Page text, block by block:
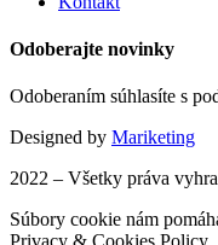
Odoberajte novinky
Odoberaním súhlasíte s
Designed by Mariketing
2022 – Všetky práva
Súbory cookie nám